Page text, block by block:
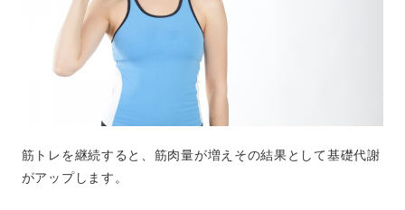
筋トレを継続すると、筋肉量が増えその結果として基礎代謝
がアップします。